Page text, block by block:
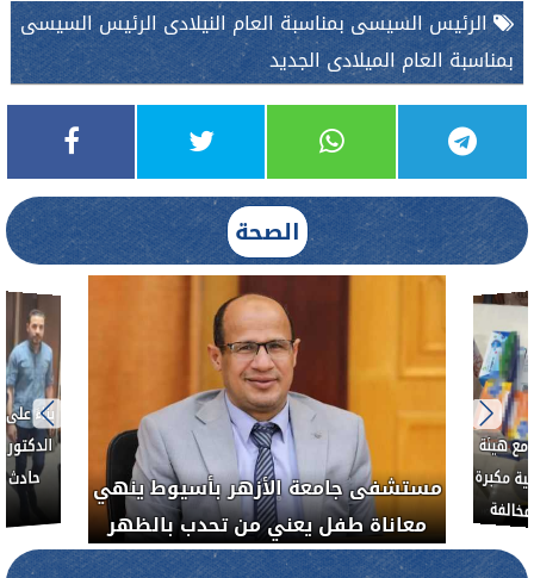
الرئيس السيسى بمناسبة العام النيلادى الرئيس السيسى
بمناسبة العام الميلادى الجديد
الصحة
بناءً
حادث
مستشفى جامعة الأزهر بأسيوط ينهي
معاناة طفل يعني من تحدب بالظهر
هيئة
مكبرة